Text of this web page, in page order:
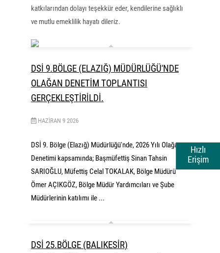
Hızlı
Erişim
katkılarından dolayı teşekkür eder, kendilerine sağlıklı
ve mutlu emeklilik hayatı dileriz.
DSİ 9.BÖLGE (ELAZIĞ) MÜDÜRLÜĞÜ'NDE
OLAĞAN DENETİM TOPLANTISI
GERÇEKLEŞTİRİLDİ.
HAZIRAN 9 2026
DSİ 9. Bölge (Elazığ) Müdürlüğü'nde, 2026 Yılı Olağan
Denetimi kapsamında; Başmüfettiş Sinan Tahsin
SARIOĞLU, Müfettiş Celal TOKALAK, Bölge Müdürü
Ömer AÇIKGÖZ, Bölge Müdür Yardımcıları ve Şube
Müdürlerinin katılımı ile ...
DSİ 25.BÖLGE (BALIKESİR)